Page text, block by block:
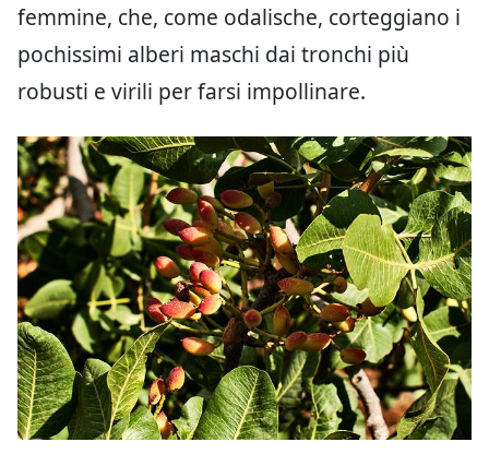
femmine, che, come odalische, corteggiano i
pochissimi alberi maschi dai tronchi più
robusti e virili per farsi impollinare.